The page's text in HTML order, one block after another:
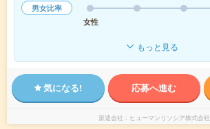
男女比率
女性
もっと見る
気になる! 応募へ進む
派遣会社 ヒューマンリソシア株式会社